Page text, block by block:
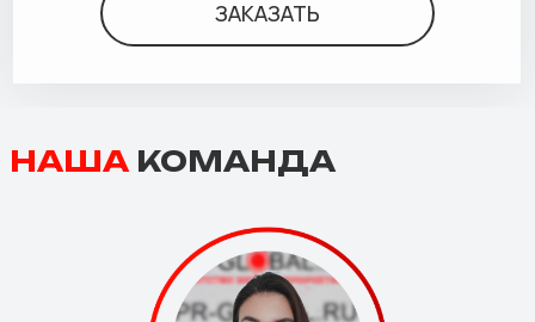
ЗАКАЗАТЬ
НАША КОМАНДА